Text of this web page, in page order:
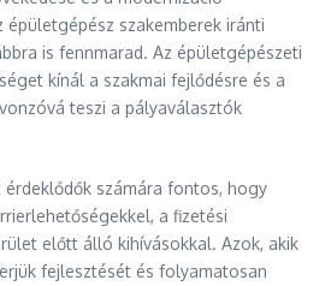
épületgépész szakemberek iránti
is fennmarad. Az épületgépészeti
kínál a szakmai fejlődésre és a
teszi a pályaválasztók
számára fontos, hogy
a fizetési
előtt álló kihívásokkal. Azok, akik
fejlesztését és folyamatosan